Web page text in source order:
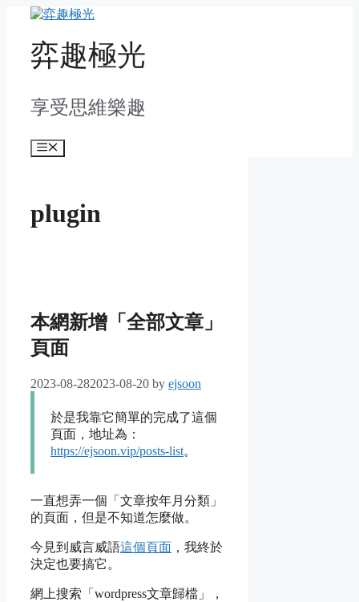
content弈趣極光
享受思維樂趣
Menu
plugin
本網新增「全部文章」
頁面
2023-08-282023-08-20 by ejsoon
於是我靠它簡單的完成了這個
頁面，地址為：
https://ejsoon.vip/posts-list。
一直想弄一個「文章按年月分類」
的頁面，但是不知道怎麼做。
今見到威言威語這個頁面 ，我終於
決定也要搞它。
網上搜索「wordpress文章歸檔」，